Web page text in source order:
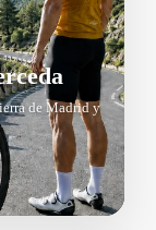
de Madrid y